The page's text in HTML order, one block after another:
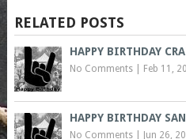
RELATED POSTS
HAPPY BIRTHDAY
No Comments| Feb 11,
HAPPY BIRTHDAY
No Comments| Jun 26,